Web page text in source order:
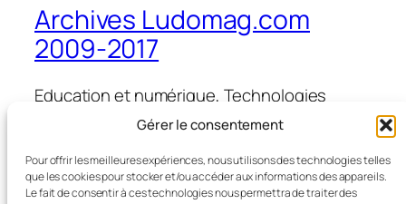
Gérer le consentement
Pour offrir les meilleures expériences, nous utilisons des technologies telles
que les cookies pour stocker et/ou accéder aux informations des appareils.
Le fait de consentir à ces technologies nous permettra de traiter des
Archives Ludomag.com
2009-2017
Education et numérique, Technologies
d'Apprentissage, e-learning, serious games,
et formation